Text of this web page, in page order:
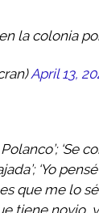
la colonia
April 13,
‘Yo
que me lo
tiene novio,